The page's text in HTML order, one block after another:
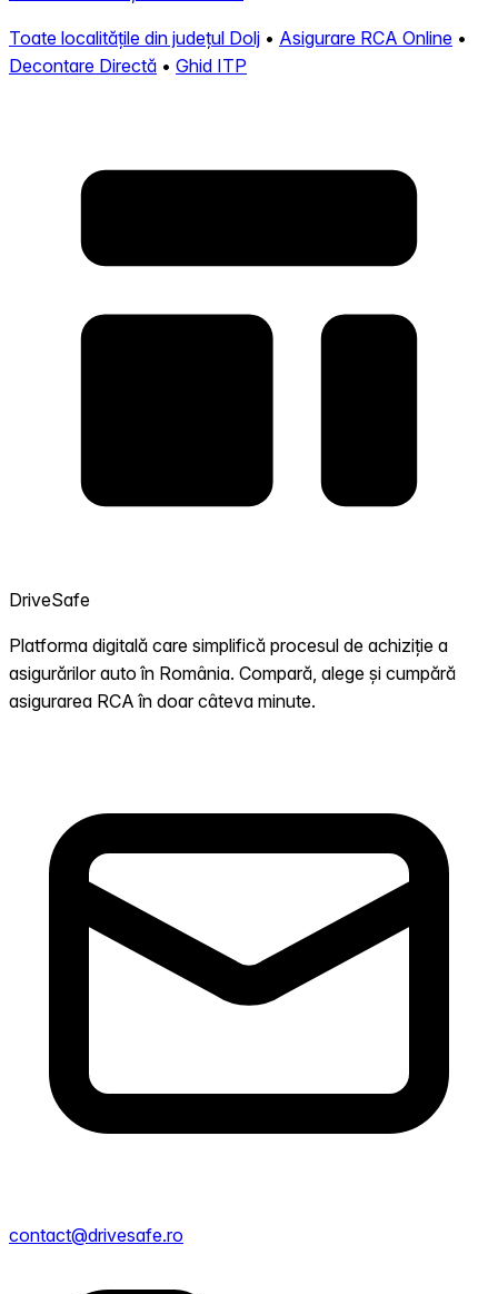
Toate localitățile din județul Dolj • Asigurare RCA Online •
Decontare Directă • Ghid ITP
DriveSafe
Platforma digitală care simplifică procesul de achiziție a
asigurărilor auto în România. Compară, alege și cumpără
asigurarea RCA în doar câteva minute.
contact@drivesafe.ro